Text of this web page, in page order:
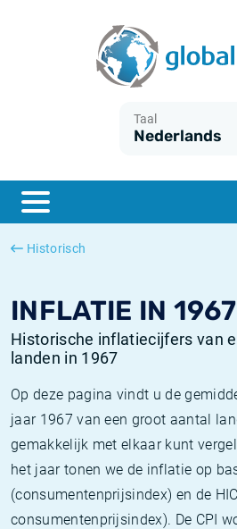
Taal
Nederlands
Historisch
INFLATIE IN 1967
Historische inflatiecijfers van
landen in 1967
Op deze pagina vindt u de
jaar 1967 van een groot aantal
gemakkelijk met elkaar kunt
het jaar tonen we de inflatie op
(consumentenprijsindex) en de
consumentenprijsindex). De CPI
ESTER
SONIA
Wat is CPI inflatie?
Wat is HICP inflatie?
Nederlandse inflatie - CPI
Amerikaanse inflatie - CPI
Euribor historie
SOFR historie
TONAR historie
Inflatiecalculator